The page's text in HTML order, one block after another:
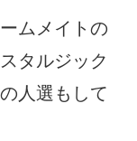
ムメイトの
タルジック
人選もして